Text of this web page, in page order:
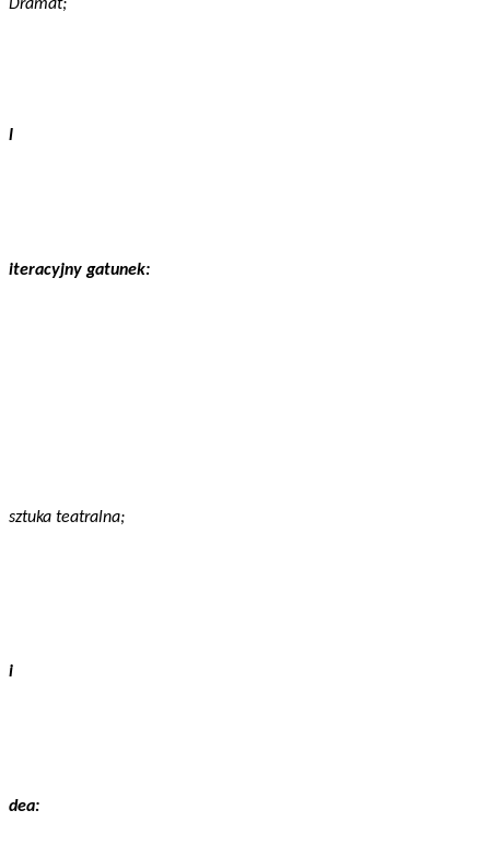
Dramat;
l
iteracyjny gatunek:
sztuka teatralna;
i
dea: